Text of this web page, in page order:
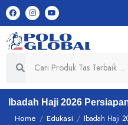
Ibadah Haji 2026
Home / Edukasi / Ibadah Haji